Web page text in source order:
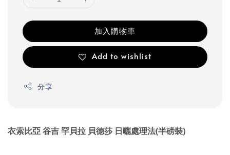
加入購物車
Add to wishlist
分享
衣索比亞 谷吉 罕貝拉 貝德莎 日曬處理法(半磅裝)